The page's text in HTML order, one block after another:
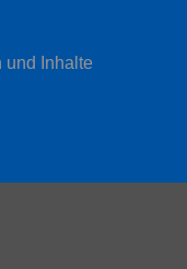
und Inhalte